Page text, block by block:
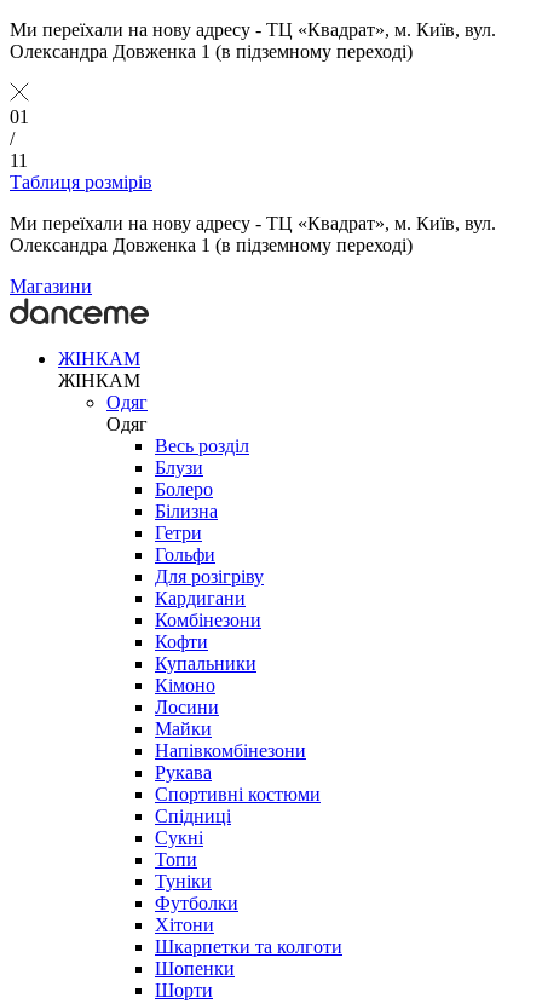
Ми переїхали на нову адресу - ТЦ «Квадрат», м. Київ, вул.
Олександра Довженка 1 (в підземному переході)
01
/
11
Таблиця розмірів
Ми переїхали на нову адресу - ТЦ «Квадрат», м. Київ, вул.
Олександра Довженка 1 (в підземному переході)
Магазини
ЖІНКАМ
ЖІНКАМ
Одяг
Одяг
Весь розділ
Блузи
Болеро
Білизна
Гетри
Гольфи
Для розігріву
Кардигани
Комбінезони
Кофти
Купальники
Кімоно
Лосини
Майки
Напівкомбінезони
Рукава
Спортивні костюми
Спідниці
Сукні
Топи
Туніки
Футболки
Хітони
Шкарпетки та колготи
Шопенки
Шорти